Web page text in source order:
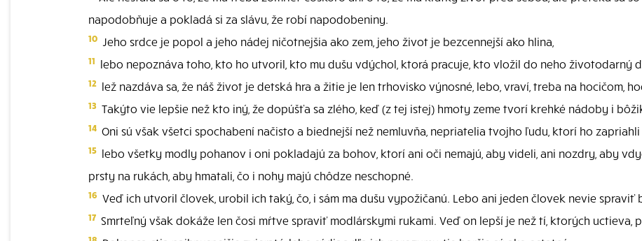
napodobňuje a pokladá si za slávu, že robí napodobeniny.
10 Jeho srdce je popol a jeho nádej ničotnejšia ako zem, jeho život je bezcennejší ako hlina,
11 lebo nepoznáva toho, kto ho utvoril, kto mu dušu vdýchol, ktorá pracuje, kto vložil do neho životodarný
12 lež nazdáva sa, že náš život je detská hra a žitie je len trhovisko výnosné, lebo, vraví, treba na hocičom,
13 Takýto vie lepšie než kto iný, že dopúšťa sa zlého, keď (z tej istej) hmoty zeme tvorí krehké nádoby i
14 Oni sú však všetci spochabení načisto a biednejší než nemluvňa, nepriatelia tvojho ľudu, ktorí ho zapriahli
15 lebo všetky modly pohanov i oni pokladajú za bohov, ktorí ani oči nemajú, aby videli, ani nozdry, aby
prsty na rukách, aby hmatali, čo i nohy majú chôdze neschopné.
16 Veď ich utvoril človek, urobil ich taký, čo, i sám ma dušu vypožičanú. Lebo ani jeden človek nevie spraviť
17 Smrteľný však dokáže len čosi mŕtve spraviť modlárskymi rukami. Veď on lepší je než tí, ktorých uctieva,